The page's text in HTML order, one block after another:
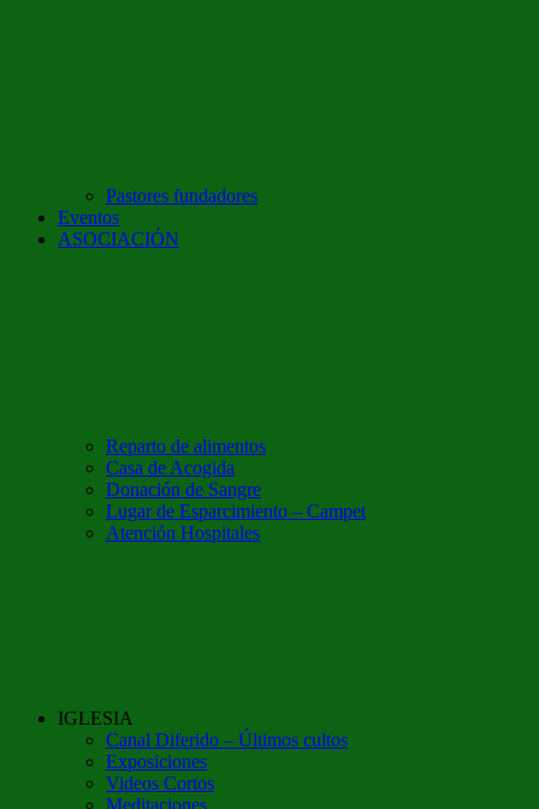
Pastores fundadores
Eventos
ASOCIACIÓN
Reparto de alimentos
Casa de Acogida
Donación de Sangre
Lugar de Esparcimiento – Campet
Atención Hospitales
IGLESIA
Canal Diferido – Últimos cultos
Exposiciones
Videos Cortos
Meditaciones